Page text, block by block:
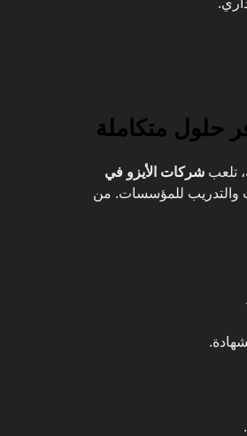
حلول متكاملة
تلعب شركات الأيزو في
والتدريب للمؤسسات. من